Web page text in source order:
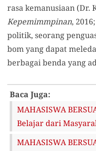
rasa kemanusiaan (Dr.
Kepemimmpinan,
politik, seorang
bom yang dapat
berbagai benda yang
Baca Juga:
MAHASISWA
Belajar dari
MAHASISWA